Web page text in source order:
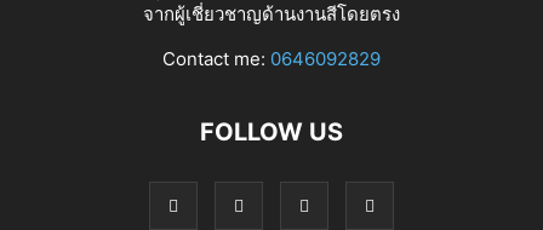
จากผู้เชี่ยวชาญด้านงานสีโดยตรงtv izle
Contact me: 0646092829
FOLLOW US